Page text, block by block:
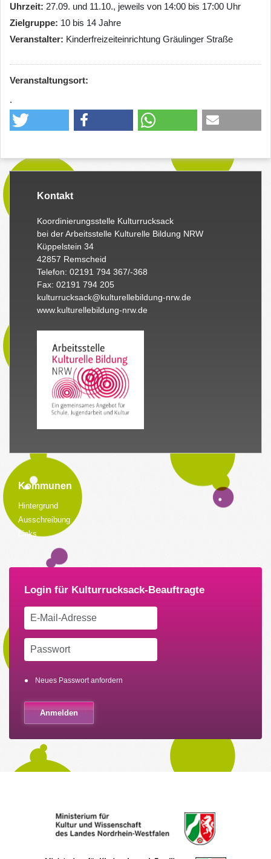
Uhrzeit 27.09. und 11.10., jeweils von 14:00 bis 17:00 Uhr
Zielgruppe 10 bis 14 Jahre
Veranstalter Kinderfreizeiteinrichtung Gräulinger Straße
Veranstaltungsort:
.
Kontakt
Koordinierungsstelle Kulturrucksack
bei der Arbeitsstelle Kulturelle Bildung NRW
Küppelstein 34
42857 Remscheid
Telefon: 02191 794 367/-368
Fax: 02191 794 205
kulturrucksack@kulturellebildung-nrw.de
www.kulturellebildung-nrw.de
Kommunen
Hintergrund
Ausschreibung
Links
Neues Passwort anfordern